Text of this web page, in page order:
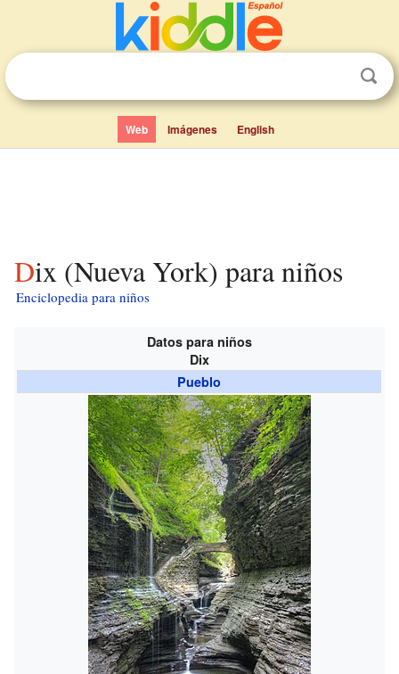
Web Imágenes English
Dix (Nueva York) para niños
Enciclopedia para niños
Datos para niños
Dix
Pueblo